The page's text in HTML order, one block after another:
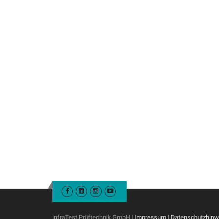
infraTest Prüftechnik GmbH | Impressum |